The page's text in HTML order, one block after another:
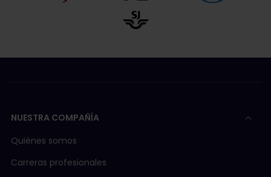
NUESTRA COMPAÑÍA
Quiénes somos
Carreras profesionales